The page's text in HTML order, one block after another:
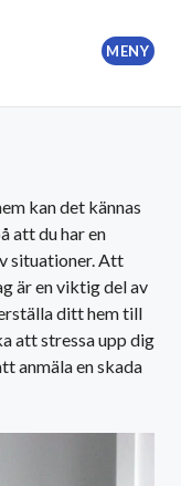
MENY
kan det kännas
att du har en
situationer. Att
är en viktig del av
ditt hem till
att stressa upp dig
anmäla en skada